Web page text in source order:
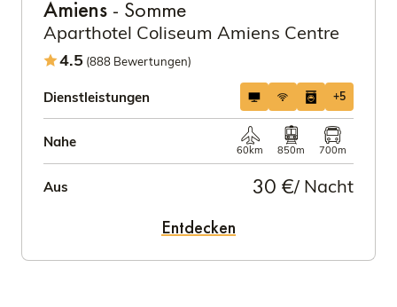
Amiens - Somme
Aparthotel Coliseum Amiens Centre
4.5 (888 Bewertungen)
Dienstleistungen +5
Nahe
60km 850m 700m
Aus 30 €/ Nacht
Entdecken